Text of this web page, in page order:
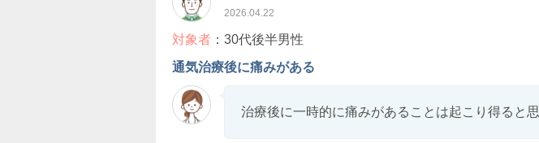
2026.04.22
対象者 ：30代後半男性
通気治療後に痛みがある
治療後に一時的に痛みがあることは起こり得ると